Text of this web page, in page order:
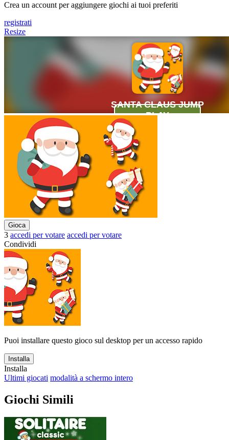
Crea un account per aggiungere giochi ai tuoi preferiti
registrati
Resize
Gioca
3 accedi per votare accedi per votare
Condividi
Puoi installare questo gioco sul desktop per un accesso rapido
Installa
Installa
Ultimi giocati modalità a schermo intero
Giochi Simili